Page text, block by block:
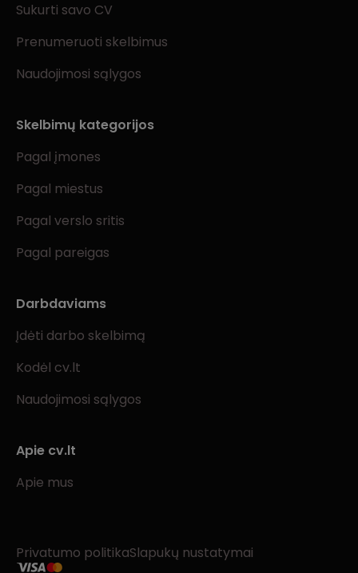
Sukurti savo CV
Prenumeruoti skelbimus
Naudojimosi sąlygos
Skelbimų kategorijos
Pagal įmones
Pagal miestus
Pagal verslo sritis
Pagal pareigas
Darbdaviams
Įdėti darbo skelbimą
Kodėl cv.lt
Naudojimosi sąlygos
Apie cv.lt
Apie mus
Privatumo politikaSlapukų nustatymai